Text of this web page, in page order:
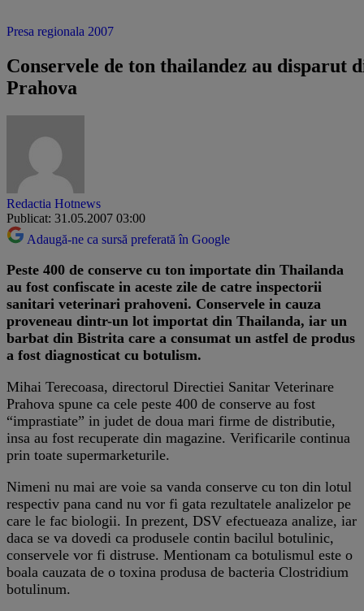
Presa regionala 2007
Conservele de ton thailandez au disparut
Prahova
Redactia Hotnews
Publicat: 31.05.2007 03:00
Adaugă-ne ca sursă preferată în Google
Peste 400 de conserve cu ton importate din Thailanda
au fost confiscate in aceste zile de catre inspectorii
sanitari veterinari prahoveni. Conservele in cauza
proveneau dintr-un lot importat din Thailanda, iar un
barbat din Bistrita care a consumat un astfel de produs
a fost diagnosticat cu botulism.
Mihai Terecoasa, directorul Directiei Sanitar Veterinare
Prahova spune ca cele peste 400 de conserve au fost
“imprastiate” in judet de doua mari firme de distributie,
insa au fost recuperate din magazine. Verificarile continua
prin toate supermarketurile.
Nimeni nu mai are voie sa vanda conserve cu ton din lotul
respectiv pana cand nu vor fi gata rezultatele analizelor pe
care le fac biologii. In prezent, DSV efectueaza analize, iar
daca se va dovedi ca produsele contin bacilul botulinic,
conservele vor fi distruse. Mentionam ca botulismul este o
boala cauzata de o toxina produsa de bacteria Clostridium
botulinum.